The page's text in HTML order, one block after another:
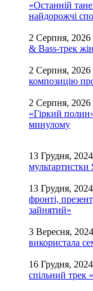
«Останній
найдорожчі
2 Серпня, 2026
& Bass-трек
2 Серпня, 2026
композицію
2 Серпня, 2026
«Гіркий
минулому
13 Грудня, 2024
13 Грудня, 2024
фронті,
зайнятий»
3 Вересня, 2024
використала
16 Грудня, 2024
спільний трек